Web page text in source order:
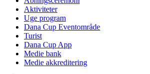
Aktiviteter
Uge program
Dana Cup Eventområde
Turist
Dana Cup App
Medie bank
Medie akkreditering